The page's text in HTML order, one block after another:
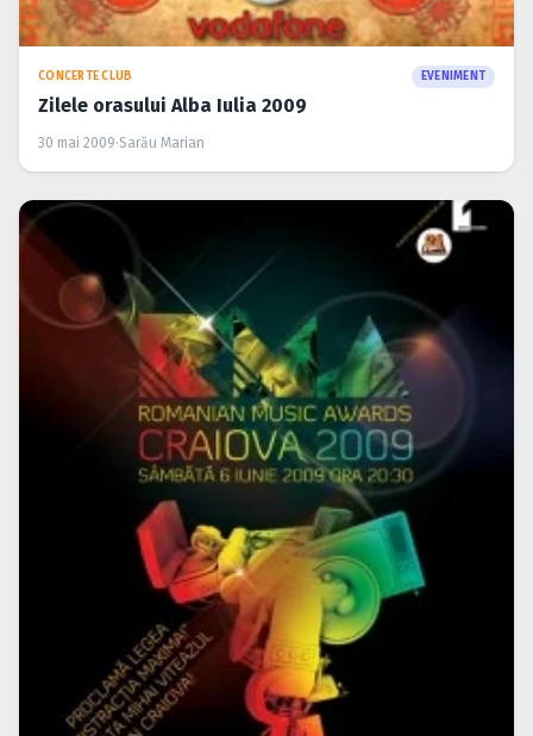
CONCERTE CLUB EVENIMENT
Zilele orasului Alba Iulia 2009
30 mai 2009·Sarău Marian